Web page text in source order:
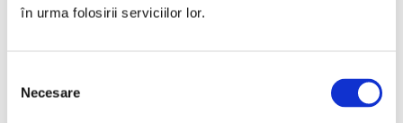
în urma folosirii serviciilor lor.
consimțământului
NecesareIulie 2024